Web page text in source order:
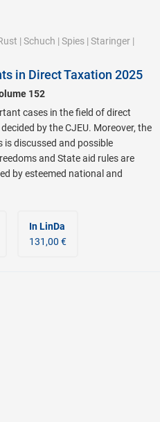
| Schuch | Spies | Staringer |
in Direct Taxation 2025
152
cases in the field of direct
by the CJEU. Moreover, the
discussed and possible
and State aid rules are
by esteemed national and
In LinDa
131,00 €